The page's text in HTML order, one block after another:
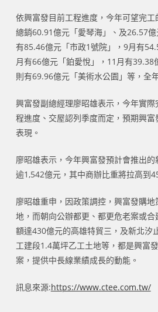
依興富發目前工程進度，今年可望完
總銷60.91億元「愛琴海」、及26.57
有85.46億元「市政1號院」，9月有
月有66億元「鉑愛悅」，11月有39.38
則有69.96億元「美術水公園」等，全
興富發副總經理廖昭雄表示，今年實
程進度、交屋認列季度而定，預期興
表現。
廖昭雄表示，今年興富發預計會推出
逾1,542億元，其中商辦比重將拉高到
廖昭雄重申，因政策調控，興富發購
地，而朝向公辦都更、都更危老案或
額達430億元的高雄特貿三，及新北汐
工建段1.4萬坪乙工土地等，都是興富
案，提供中長線業績成長的動能。
訊息來源:https://www.ctee.com.tw/